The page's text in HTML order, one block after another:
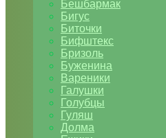
Бешбармак
Бигус
Биточки
Бифштекс
Бризоль
Буженина
Вареники
Галушки
Голубцы
Гуляш
Долма